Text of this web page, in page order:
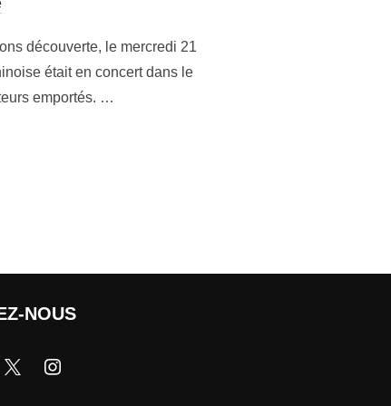
découverte, le mercredi 21
était en concert dans le
emportés. …
NOUS